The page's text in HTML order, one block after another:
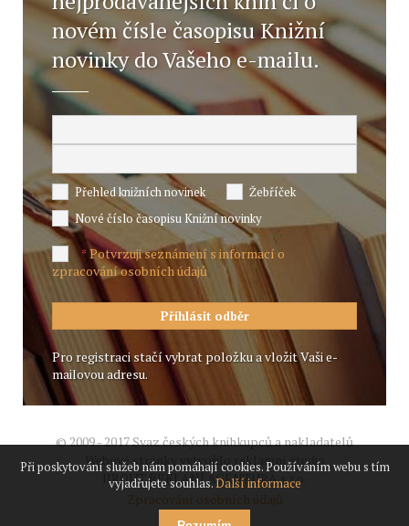
novém čísle časopisu Knižní
novinky do Vašeho e-mailu.
Přehled knižních novinek
Žebříček
Nové číslo časopisu Knižní novinky
*Potvrzuji seznámení s informací o
zpracování osobních údajů
Pro registraci stačí vybrat položku a vložit Vaši e-
mailovou adresu.
© 2009 - 2017 Svaz českých knihkupců a nakladatelů
Webové stránky vytvořilo reklamní studio
JIROUT REKLANÍ AGENTURA s.r.o.
Zpracování osobních údajů
Při poskytování služeb nám pomáhají cookies. Používáním webu s tím
vyjadřujete souhlas.Další informace